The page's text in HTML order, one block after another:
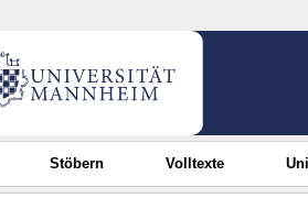
Stöbern Volltexte